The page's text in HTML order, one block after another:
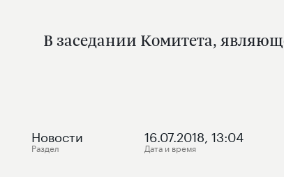
В заседании Комитета,
Новости
Раздел
16.07.2018, 13:04
Дата и время